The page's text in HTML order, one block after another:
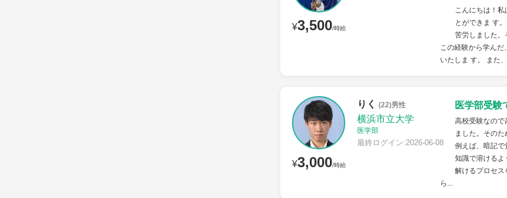
¥3,500/時給
こんにちは！
とができま す
苦労しました。
この経験から学んだ
いたしま す。 また
¥3,000/時給
りく (22)男性
横浜市立大学
医学部
最終ログイン:2026-06-08
医学部受験
高校受験なので
ました。その
例えば、暗記で
知識で溶けるよ
解けるプロセス
ら...